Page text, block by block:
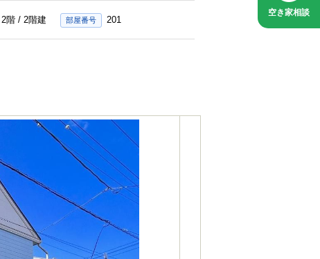
空き家相談
2階 / 2階建 201